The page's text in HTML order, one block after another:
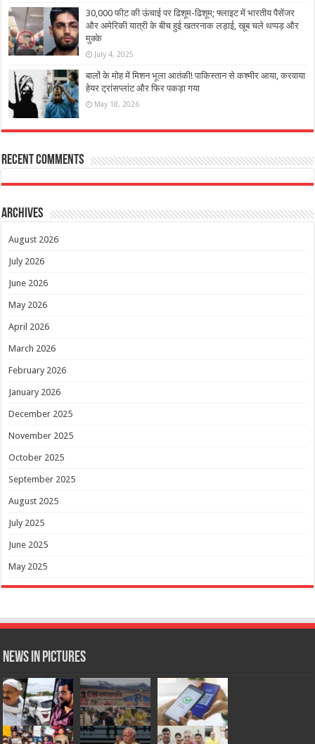
30,000 फीट की ऊंचाई पर ढिशूम-ढिशूम; फ्लाइट में भारतीय पैसेंजर
और अमेरिकी यात्री के बीच हुई खतरनाक लड़ाई, खूब चले थप्पड़ और
मुक्के
July 4, 2025
बालों के मोह में मिशन भूला आतंकी! पाकिस्तान से कश्मीर आया, करवाया
हेयर ट्रांसप्लांट और फिर पकड़ा गया
May 18, 2026
Recent Comments
Archives
August 2026
July 2026
June 2026
May 2026
April 2026
March 2026
February 2026
January 2026
December 2025
November 2025
October 2025
September 2025
August 2025
July 2025
June 2025
May 2025
News in Pictures